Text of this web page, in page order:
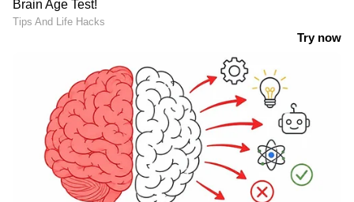
കണ്ടെത്തല്‍. പ്രതിഭാഗം കോടതിയില്‍
വസ്ത്രധാരണം വ്യക്തമാണെന്നും കോടതി
മുൻകൂ‍ർ ജാമ്യം അനുവദിച്ച് കൊണ്ടുള്ള
ഉത്തരവിൽ കോടതി നിരീക്ഷിക്കുന്നുണ്ട്.